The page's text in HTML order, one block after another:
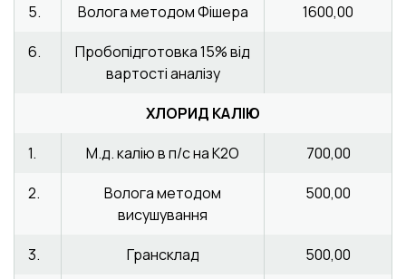
5.
Волога методом Фішера
1600,00
6.
Пробопідготовка 15% від
вартості аналізу
ХЛОРИД КАЛІЮ
1.
М.д. калію в п/с на К2О
700,00
2.
Волога методом
висушування
500,00
3. Грансклад
500,00